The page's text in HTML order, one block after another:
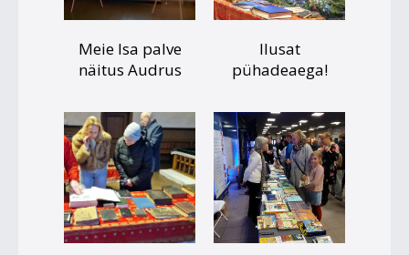
Meie Isa palve
näitus Audrus
Ilusat
pühadeaega!